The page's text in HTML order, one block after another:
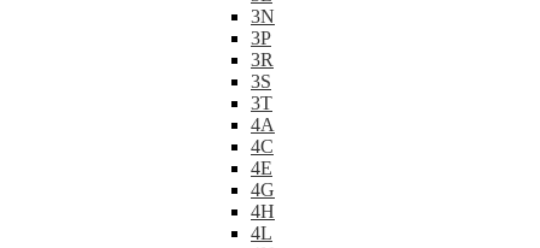
3N
3P
3R
3S
3T
4A
4C
4E
4G
4H
4L